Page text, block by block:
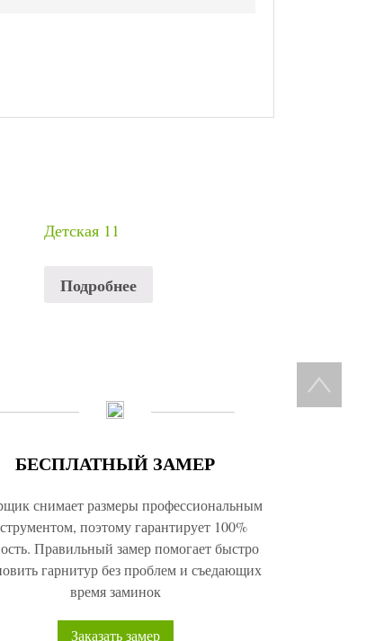
Детская 11
Подробнее
БЕСПЛАТНЫЙ ЗАМЕР
снимает размеры профессиональным
поэтому гарантирует 100%
Правильный замер помогает быстро
гарнитур без проблем и съедающих
время заминок
Заказать замер